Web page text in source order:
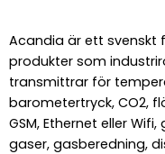
Acandia är ett svenskt
produkter som
transmittrar för
barometertryck, CO2,
GSM, Ethernet eller
gaser, gasberedning,